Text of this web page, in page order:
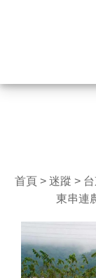
首頁> 迷蹤 >
東串連